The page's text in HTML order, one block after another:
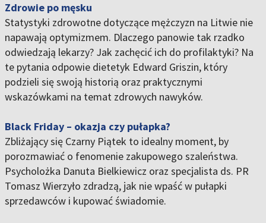
Zdrowie po męsku
Statystyki zdrowotne dotyczące mężczyzn na Litwie nie
napawają optymizmem. Dlaczego panowie tak rzadko
odwiedzają lekarzy? Jak zachęcić ich do profilaktyki? Na
te pytania odpowie dietetyk Edward Griszin, który
podzieli się swoją historią oraz praktycznymi
wskazówkami na temat zdrowych nawyków.
Black Friday – okazja czy pułapka?
Zbliżający się Czarny Piątek to idealny moment, by
porozmawiać o fenomenie zakupowego szaleństwa.
Psycholożka Danuta Bielkiewicz oraz specjalista ds. PR
Tomasz Wierzyło zdradzą, jak nie wpaść w pułapki
sprzedawców i kupować świadomie.